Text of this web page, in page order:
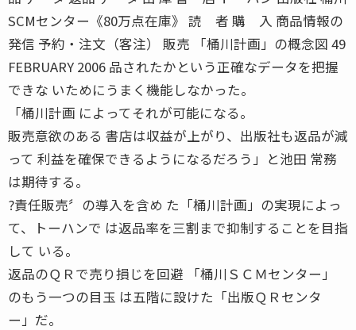
SCMセンター《80万点在庫》 読 者 購 入 商品情報の
発信 予約・注文（客注） 販売 「桶川計画」の概念図 49
FEBRUARY 2006 品されたかという正確なデータを把握
できな いためにうまく機能しなかった。
「桶川計画 によってそれが可能になる。
販売意欲のある 書店は収益が上がり、出版社も返品が減
って 利益を確保できるようになるだろう」と池田 常務
は期待する。
?責任販売〞の導入を含め た「桶川計画」の実現によっ
て、トーハンで は返品率を三割まで抑制することを目指
して いる。
返品のＱＲで売り損じを回避 「桶川ＳＣＭセンター」
のもう一つの目玉 は五階に設けた「出版ＱＲセンタ
ー」だ。